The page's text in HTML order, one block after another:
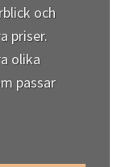
och
priser.
olika
passar